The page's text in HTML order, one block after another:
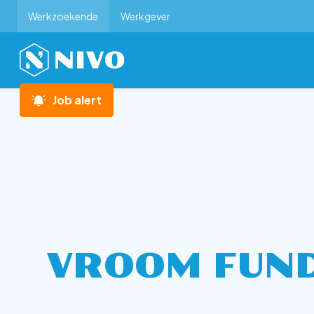
Werkzoekende Werkgever
Job alert
VROOM